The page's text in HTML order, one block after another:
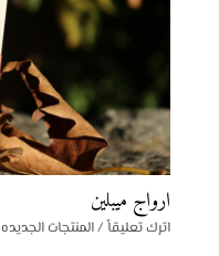
ارواج ميبلين
اترك تعليقاً/المنتجات الجديده